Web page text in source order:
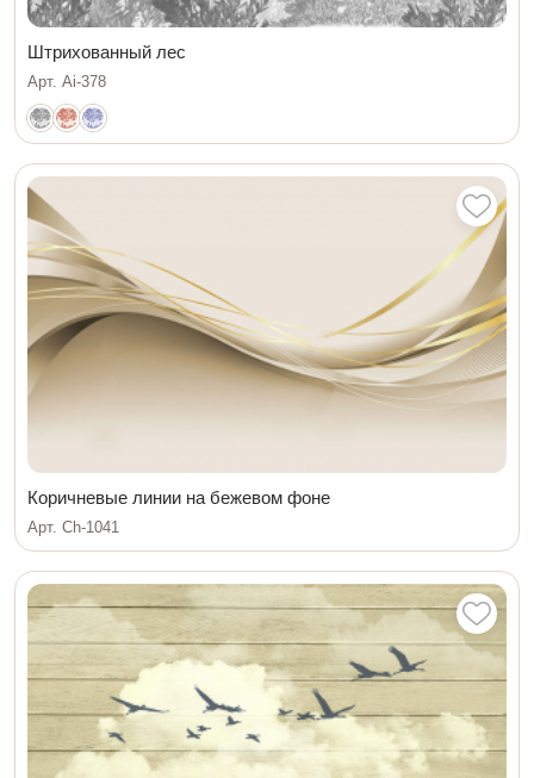
Штрихованный лес
Арт. Ai-378
Коричневые линии на бежевом фоне
Арт. Ch-1041